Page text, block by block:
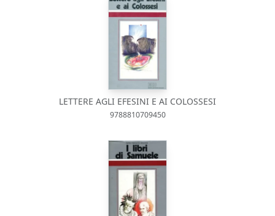
LETTERE AGLI EFESINI E AI COLOSSESI
9788810709450